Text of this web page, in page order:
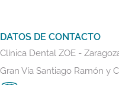
DATOS DE CONTACTO
Clínica Dental ZOE -
Gran Vía Santiago Ramón y